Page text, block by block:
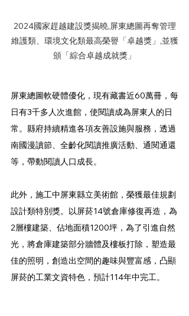
2024國家趕越建設獎揭曉,屏東總圖再奪管理
維護類、環境文化類最高榮譽「卓越獎」,並獲
頒「綜合卓越成就獎」
屏東總圖軟硬體優化，現有藏書近60萬冊，每
日有3千多人次進館，使閱讀成為屏東人的日
常。縣府持續精進各項友善設施與服務，透過
南國漫讀節、全齡化閱讀推廣活動、通閱通還
等，帶動閱讀人口成長。
此外，施工中屏東縣立美術館，榮獲最佳規劃
設計類特別獎。以屏菸14號倉庫修復再造，為
2層樓建築、佔地面積1200坪，為了引進自然
光，將倉庫建築部分牆體及樓板打除，塑造最
佳的照明，創造出空間的趣味與豐富感，凸顯
屏菸的工業文資特色，預計114年中完工。